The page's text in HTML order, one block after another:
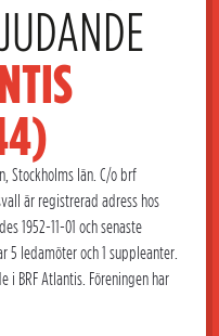
Stockholms län. C/o brf
är registrerad adress hos
1952-11-01 och senaste
5 ledamöter och 1 suppleanter.
i BRF Atlantis. Föreningen har